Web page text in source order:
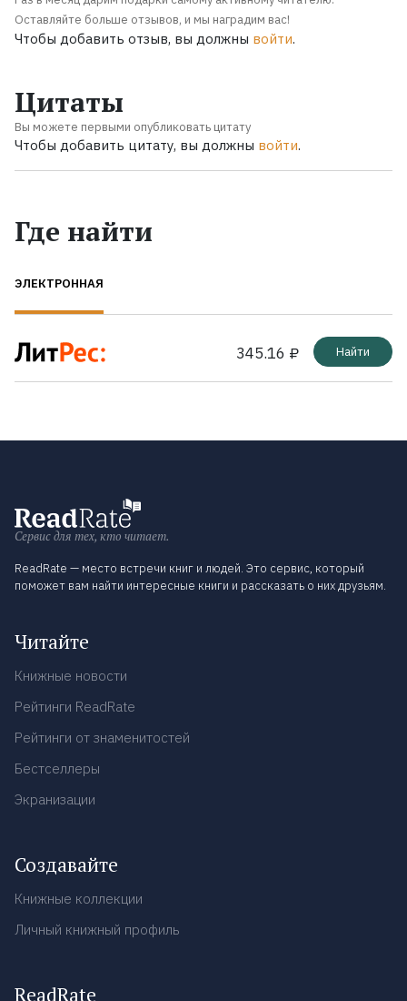
Оставляйте больше отзывов, и мы наградим вас!
Чтобы добавить отзыв, вы должны войти.
Цитаты
Вы можете первыми опубликовать цитату
Чтобы добавить цитату, вы должны войти.
Где найти
ЭЛЕКТРОННАЯ
345.16 ₽ Найти
Сервис для тех, кто читает.
ReadRate — место встречи книг и людей. Это сервис, который
поможет вам найти интересные книги и рассказать о них друзьям.
Читайте
Книжные новости
Рейтинги ReadRate
Рейтинги от знаменитостей
Бестселлеры
Экранизации
Создавайте
Книжные коллекции
Личный книжный профиль
ReadRate